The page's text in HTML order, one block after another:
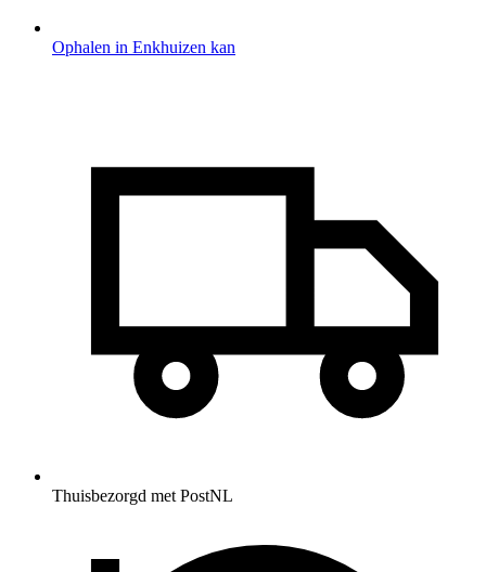
Ophalen in Enkhuizen kan
Thuisbezorgd met PostNL